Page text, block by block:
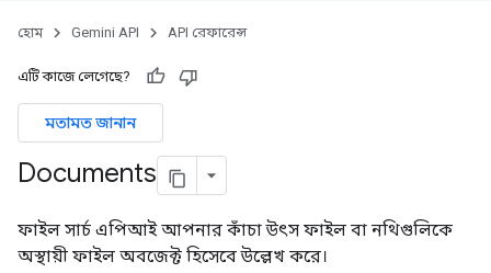
হোম Gemini API API রেফারেন্স
এটি কাজে লেগেছে?
মতামত জানান
Documents
ফাইল সার্চ এপিআই আপনার কাঁচা উৎস ফাইল বা নথিগুলিকে
অস্থায়ী ফাইল অবজেক্ট হিসেবে উল্লেখ করে।